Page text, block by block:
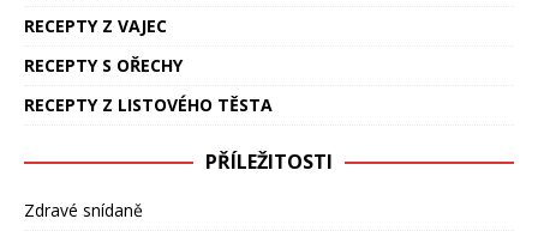
RECEPTY Z VAJEC
RECEPTY S OŘECHY
RECEPTY Z LISTOVÉHO TĚSTA
PŘÍLEŽITOSTI
Zdravé snídaně